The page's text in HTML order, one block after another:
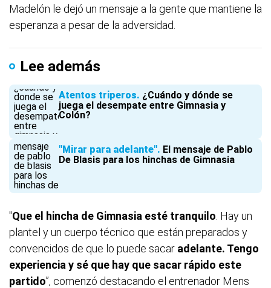
Madelón le dejó un mensaje a la gente que mantiene la
esperanza a pesar de la adversidad.
Lee además
Atentos triperos ¿Cuándo y dónde se
juega el desempate entre Gimnasia y
Colón?
"Mirar para adelante" El mensaje de Pablo
De Blasis para los hinchas de Gimnasia
"Que el hincha de Gimnasia esté tranquilo . Hay un
plantel y un cuerpo técnico que están preparados y
convencidos de que lo puede sacar adelante. Tengo
experiencia y sé que hay que sacar rápido este
partido”, comenzó destacando el entrenador Mens